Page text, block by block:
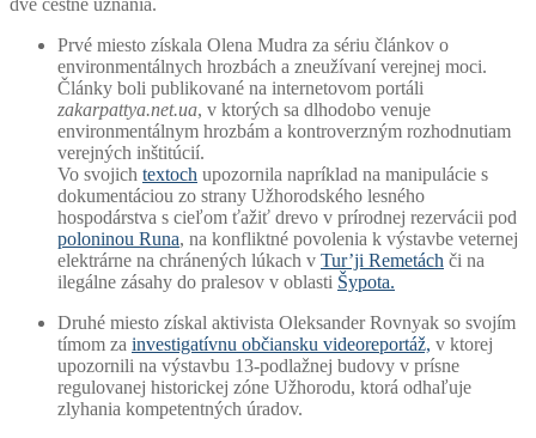
dve čestné uznania.
Prvé miesto získala Olena Mudra za sériu článkov o
environmentálnych hrozbách a zneužívaní verejnej moci.
Články boli publikované na internetovom portáli
zakarpattya.net.ua, v ktorých sa dlhodobo venuje
environmentálnym hrozbám a kontroverzným rozhodnutiam
verejných inštitúcií.
Vo svojich textoch upozornila napríklad na manipulácie s
dokumentáciou zo strany Užhorodského lesného
hospodárstva s cieľom ťažiť drevo v prírodnej rezervácii pod
poloninou Runa, na konfliktné povolenia k výstavbe veternej
elektrárne na chránených lúkach v Tur’ji Remetách či na
ilegálne zásahy do pralesov v oblasti Šypota.
Druhé miesto získal aktivista Oleksander Rovnyak so svojím
tímom za investigatívnu občiansku videoreportáž, v ktorej
upozornili na výstavbu 13-podlažnej budovy v prísne
regulovanej historickej zóne Užhorodu, ktorá odhaľuje
zlyhania kompetentných úradov.